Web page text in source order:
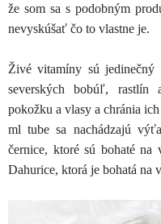
že som sa s podobným
nevyskúšať čo to vlastne je.
Živé vitamíny sú
severských bobúľ, rastlín
pokožku a vlasy a chránia
ml tube sa nachádzajú
černice, ktoré sú bohaté
Dahurice, ktorá je bohatá na